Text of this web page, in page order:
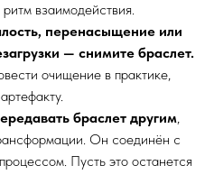
взаимодействия.
перенасыщение или
— снимите браслет.
очищение в практике,
браслет другим,
Он соединён с
Пусть это останется